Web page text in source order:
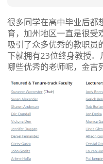
很多同学在高中毕业后都
育，加州地区一直是很受
吸引了众多优秀的教职员
下就拥有23位终身教授
哪些优秀的老师呢，金吉